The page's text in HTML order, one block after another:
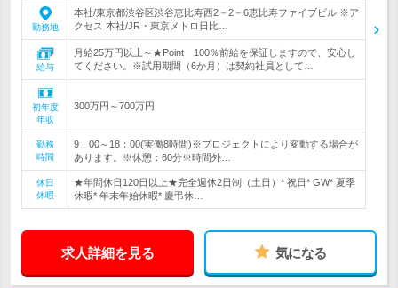
勤務地
本社/東京都渋谷区渋谷恵比寿西2－2－6恵比寿ファイブビル ※ア
クセス 本社/JR・東京メトロ日比…
給与
月給25万円以上～★Point 100％前給を保証しますので、安心し
てください。※試用期間（6か月）は契約社員として…
初年度
年収
300万円～700万円
勤務
時間
9：00～18：00(実働8時間)※プロジェクトにより変動する場合が
あります。※休憩：60分※時間外…
休日
休暇
★年間休日120日以上★完全週休2日制（土日）* 祝日* GW* 夏季
休暇* 年末年始休暇* 慶弔休…
求人詳細を見る 気になる